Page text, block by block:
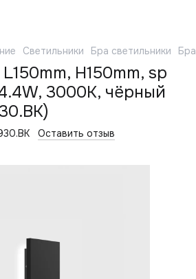
Светильники Бра светильники
H150mm, sp
3000K, чёрный
Оставить отзыв